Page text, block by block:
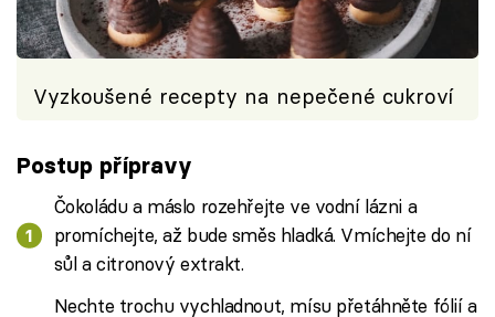
Vyzkoušené recepty na nepečené cukroví
Postup přípravy
Čokoládu a máslo rozehřejte ve vodní lázni a
promíchejte, až bude směs hladká. Vmíchejte do ní
sůl a citronový extrakt.
Nechte trochu vychladnout, mísu přetáhněte fólií a